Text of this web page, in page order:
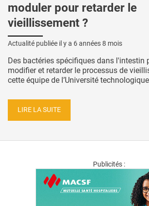
moduler pour retarder le
vieillissement ?
Actualité publiée il y a 6 années 8 mois
Des bactéries spécifiques dans l'intestin
modifier et retarder le processus de
cette équipe de l’Université
LIRE LA SUITE
Publicités :